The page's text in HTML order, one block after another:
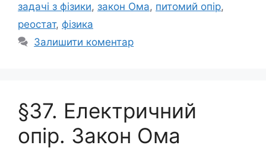
задачі з фізики, закон Ома, питомий опір,
реостат, фізика
Залишити коментар
§37. Електричний
опір. Закон Ома